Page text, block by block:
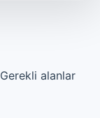
Gerekli alanlar